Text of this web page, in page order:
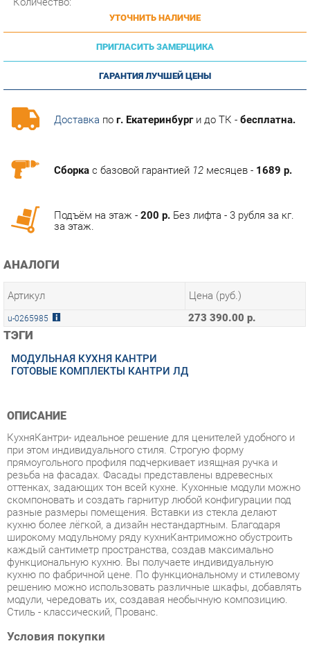
ПРИГЛАСИТЬ ЗАМЕРЩИКА
ГАРАНТИЯ ЛУЧШЕЙ ЦЕНЫ
Доставкапог. Екатеринбурги до ТК -бесплатна.
АНАЛОГИ
Артикул
u-0265985 273 390.00 р.
ТЭГИ
МОДУЛЬНАЯ КУХНЯ КАНТРИ
ГОТОВЫЕ КОМПЛЕКТЫ КАНТРИ ЛД
ОПИСАНИЕ
прямоугольного профиля подчеркивает изящная ручка и
резьба на фасадах. Фасады представлены вдревесных
оттенках, задающих тон всей кухне. Кухонные модули можно
скомпоновать и создать гарнитур любой конфигурации под
разные размеры помещения. Вставки из стекла делают
кухню более лёгкой, а дизайн нестандартным. Благодаря
широкому модульному ряду кухниКантриможно обустроить
каждый сантиметр пространства, создав максимально
функциональную кухню. Вы получаете индивидуальную
кухню по фабричной цене. По функциональному и стилевому
решению можно использовать различные шкафы, добавлять
модули, чередовать их, создавая необычную композицию.
Стиль - классический, Прованс.
Условия покупки
Благодаря качественным фото, исчерпывающей информации
покупателей маркетплэйса «Корпусная мебель